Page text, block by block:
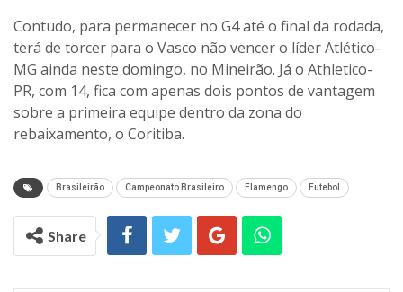
Contudo, para permanecer no G4 até o final da rodada,
terá de torcer para o Vasco não vencer o líder Atlético-
MG ainda neste domingo, no Mineirão. Já o Athletico-
PR, com 14, fica com apenas dois pontos de vantagem
sobre a primeira equipe dentro da zona do
rebaixamento, o Coritiba.
Brasileirão Campeonato Brasileiro Flamengo Futebol
Share